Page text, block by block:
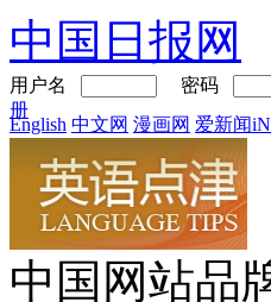
中国日报网
用户名 密码
册
English 中文网 漫画网 爱新闻
中国网站品